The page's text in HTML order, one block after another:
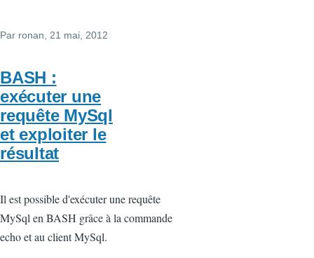
Par ronan, 21 mai, 2012
BASH :
exécuter une
requête MySql
et exploiter le
résultat
Il est possible d'exécuter une requête
MySql en BASH grâce à la commande
echo et au client MySql.